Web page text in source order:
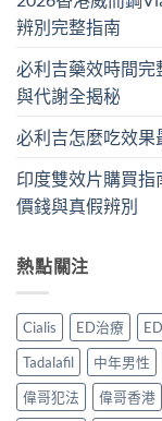
辨別完整指南
必利吉藥效時間完
與代謝全揭秘
必利吉怎麼吃效果
印度雙效片購買
價錢與真假辨別
熱點關注
Cialis ED治療
Tadalafil
中年男性
偉哥犯法
偉哥香港